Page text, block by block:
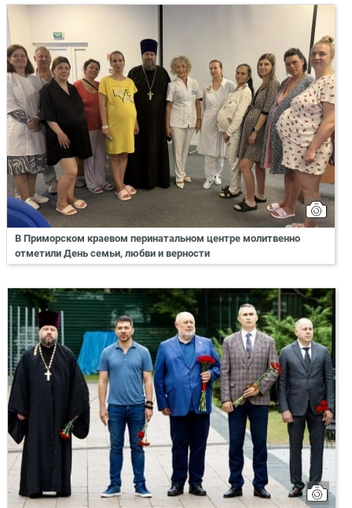
В Приморском краевом перинатальном центре молитвенно
отметили День семьи, любви и верности